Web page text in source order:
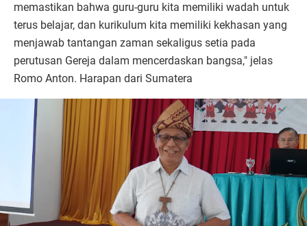
memastikan bahwa guru-guru kita memiliki wadah untuk
terus belajar, dan kurikulum kita memiliki kekhasan yang
menjawab tantangan zaman sekaligus setia pada
perutusan Gereja dalam mencerdaskan bangsa," jelas
Romo Anton. Harapan dari Sumatera